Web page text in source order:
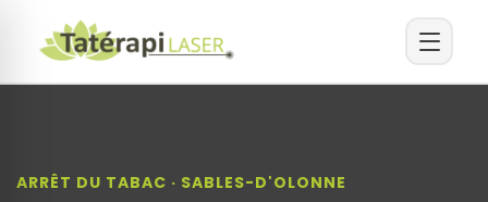
ARRÊT DU TABAC · SABLES-D'OLONNE